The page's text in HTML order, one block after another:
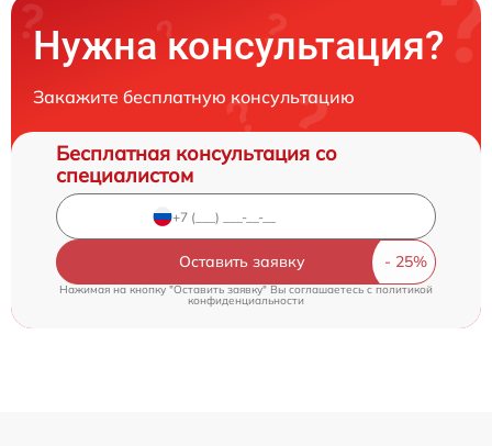
Нужна консультация?
Закажите бесплатную консультацию
Бесплатная консультация со
специалистом
Оставить заявку
Нажимая на кнопку "Оставить заявку" Вы соглашаетесь c политикой
конфиденциальности